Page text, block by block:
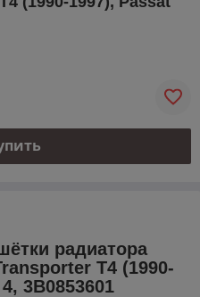
радиатора
T4 (1990-
3B0853601